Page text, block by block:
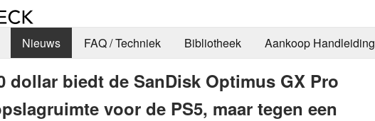
Nieuws FAQ / Techniek Bibliotheek Aankoop Handleiding
dollar biedt de SanDisk Optimus GX Pro
voor de PS5, maar tegen een